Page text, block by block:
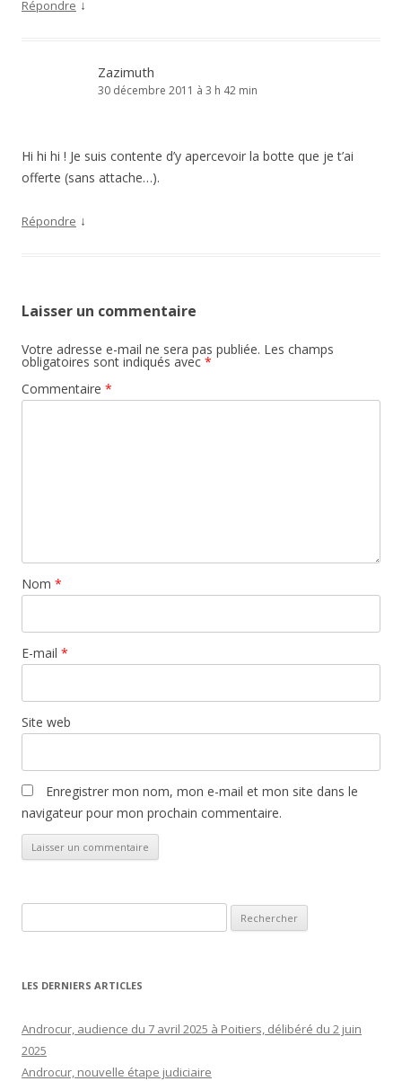
Répondre ↓
Zazimuth
30 décembre 2011 à 3 h 42 min
Hi hi hi ! Je suis contente d’y apercevoir la botte que je t’ai
offerte (sans attache…).
Répondre ↓
Laisser un commentaire
Votre adresse e-mail ne sera pas publiée. Les champs
obligatoires sont indiqués avec *
Commentaire *
Nom *
E-mail *
Site web
Enregistrer mon nom, mon e-mail et mon site dans le
navigateur pour mon prochain commentaire.
LES DERNIERS ARTICLES
Androcur, audience du 7 avril 2025 à Poitiers, délibéré du 2 juin
2025
Androcur, nouvelle étape judiciaire